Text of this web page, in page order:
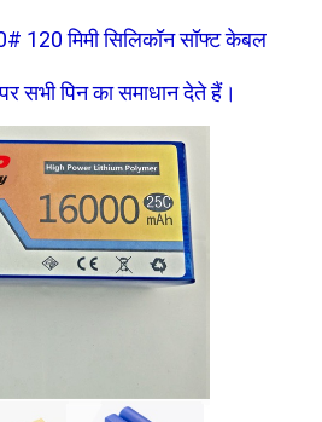
120 मिमी सिलिकॉन सॉफ्ट केबल
सभी पिन का समाधान देते हैं।